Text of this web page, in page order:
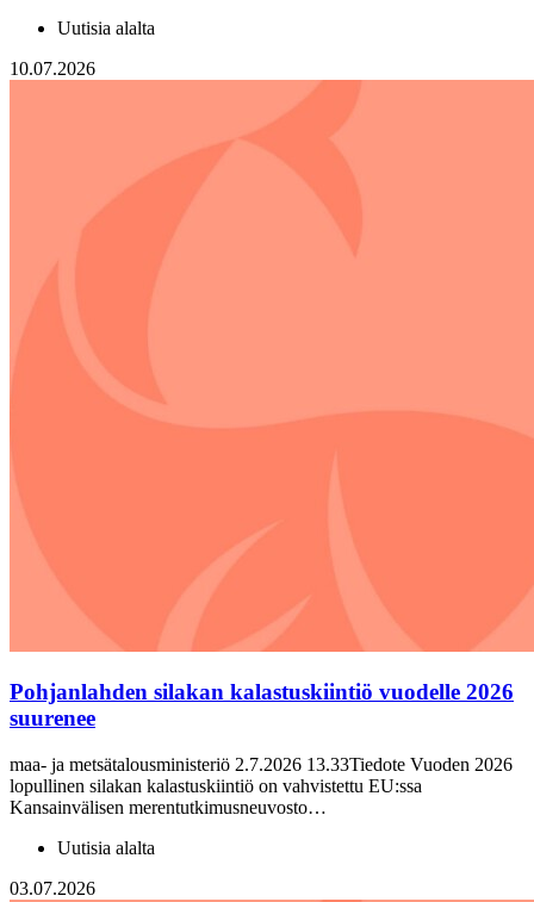
Uutisia alalta
10.07.2026
Pohjanlahden silakan kalastuskiintiö vuodelle 2026
suurenee
maa- ja metsätalousministeriö 2.7.2026 13.33Tiedote Vuoden 2026
lopullinen silakan kalastuskiintiö on vahvistettu EU:ssa
Kansainvälisen merentutkimusneuvosto…
Uutisia alalta
03.07.2026